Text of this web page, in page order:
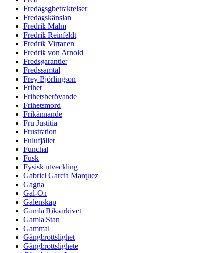
Fredagsgbetraktelser
Fredagskänslan
Fredrik Malm
Fredrik Reinfeldt
Fredrik Virtanen
Fredrik von Arnold
Fredsgarantier
Fredssamtal
Frey Björlingson
Frihet
Frihetsberövande
Frihetsmord
Frikännande
Fru Justitia
Frustration
Fulufjället
Funchal
Fusk
Fysisk utveckling
Gabriel Garcia Marquez
Gagna
Gal-On
Galenskap
Gamla Riksarkivet
Gamla Stan
Gammal
Gängbrottslighet
Gängbrottslighete